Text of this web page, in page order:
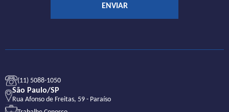
(11) 5088-1050
São Paulo/SP
Rua Afonso de Freitas, 59 - Paraíso